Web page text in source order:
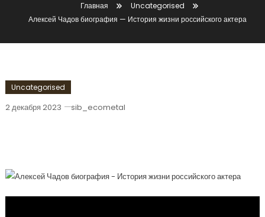
Главная
Uncategorised
Алексей Чадов биография — История жизни российского актера
Uncategorised
2 декабря 2023 sib_ecometal